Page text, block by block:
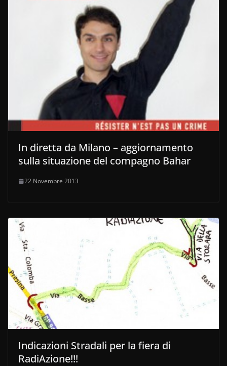
In diretta da Milano – aggiornamento
sulla situazione del compagno Bahar
22 Novembre 2013
Indicazioni Stradali per la fiera di
RadiAzione!!!